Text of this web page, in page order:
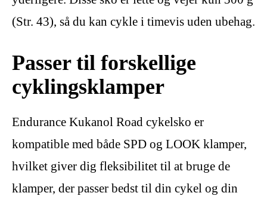
(Str. 43), så du kan cykle i timevis uden ubehag.
Passer til forskellige
cyklingsklamper
Endurance Kukanol Road cykelsko er
kompatible med både SPD og LOOK klamper,
hvilket giver dig fleksibilitet til at bruge de
klamper, der passer bedst til din cykel og din